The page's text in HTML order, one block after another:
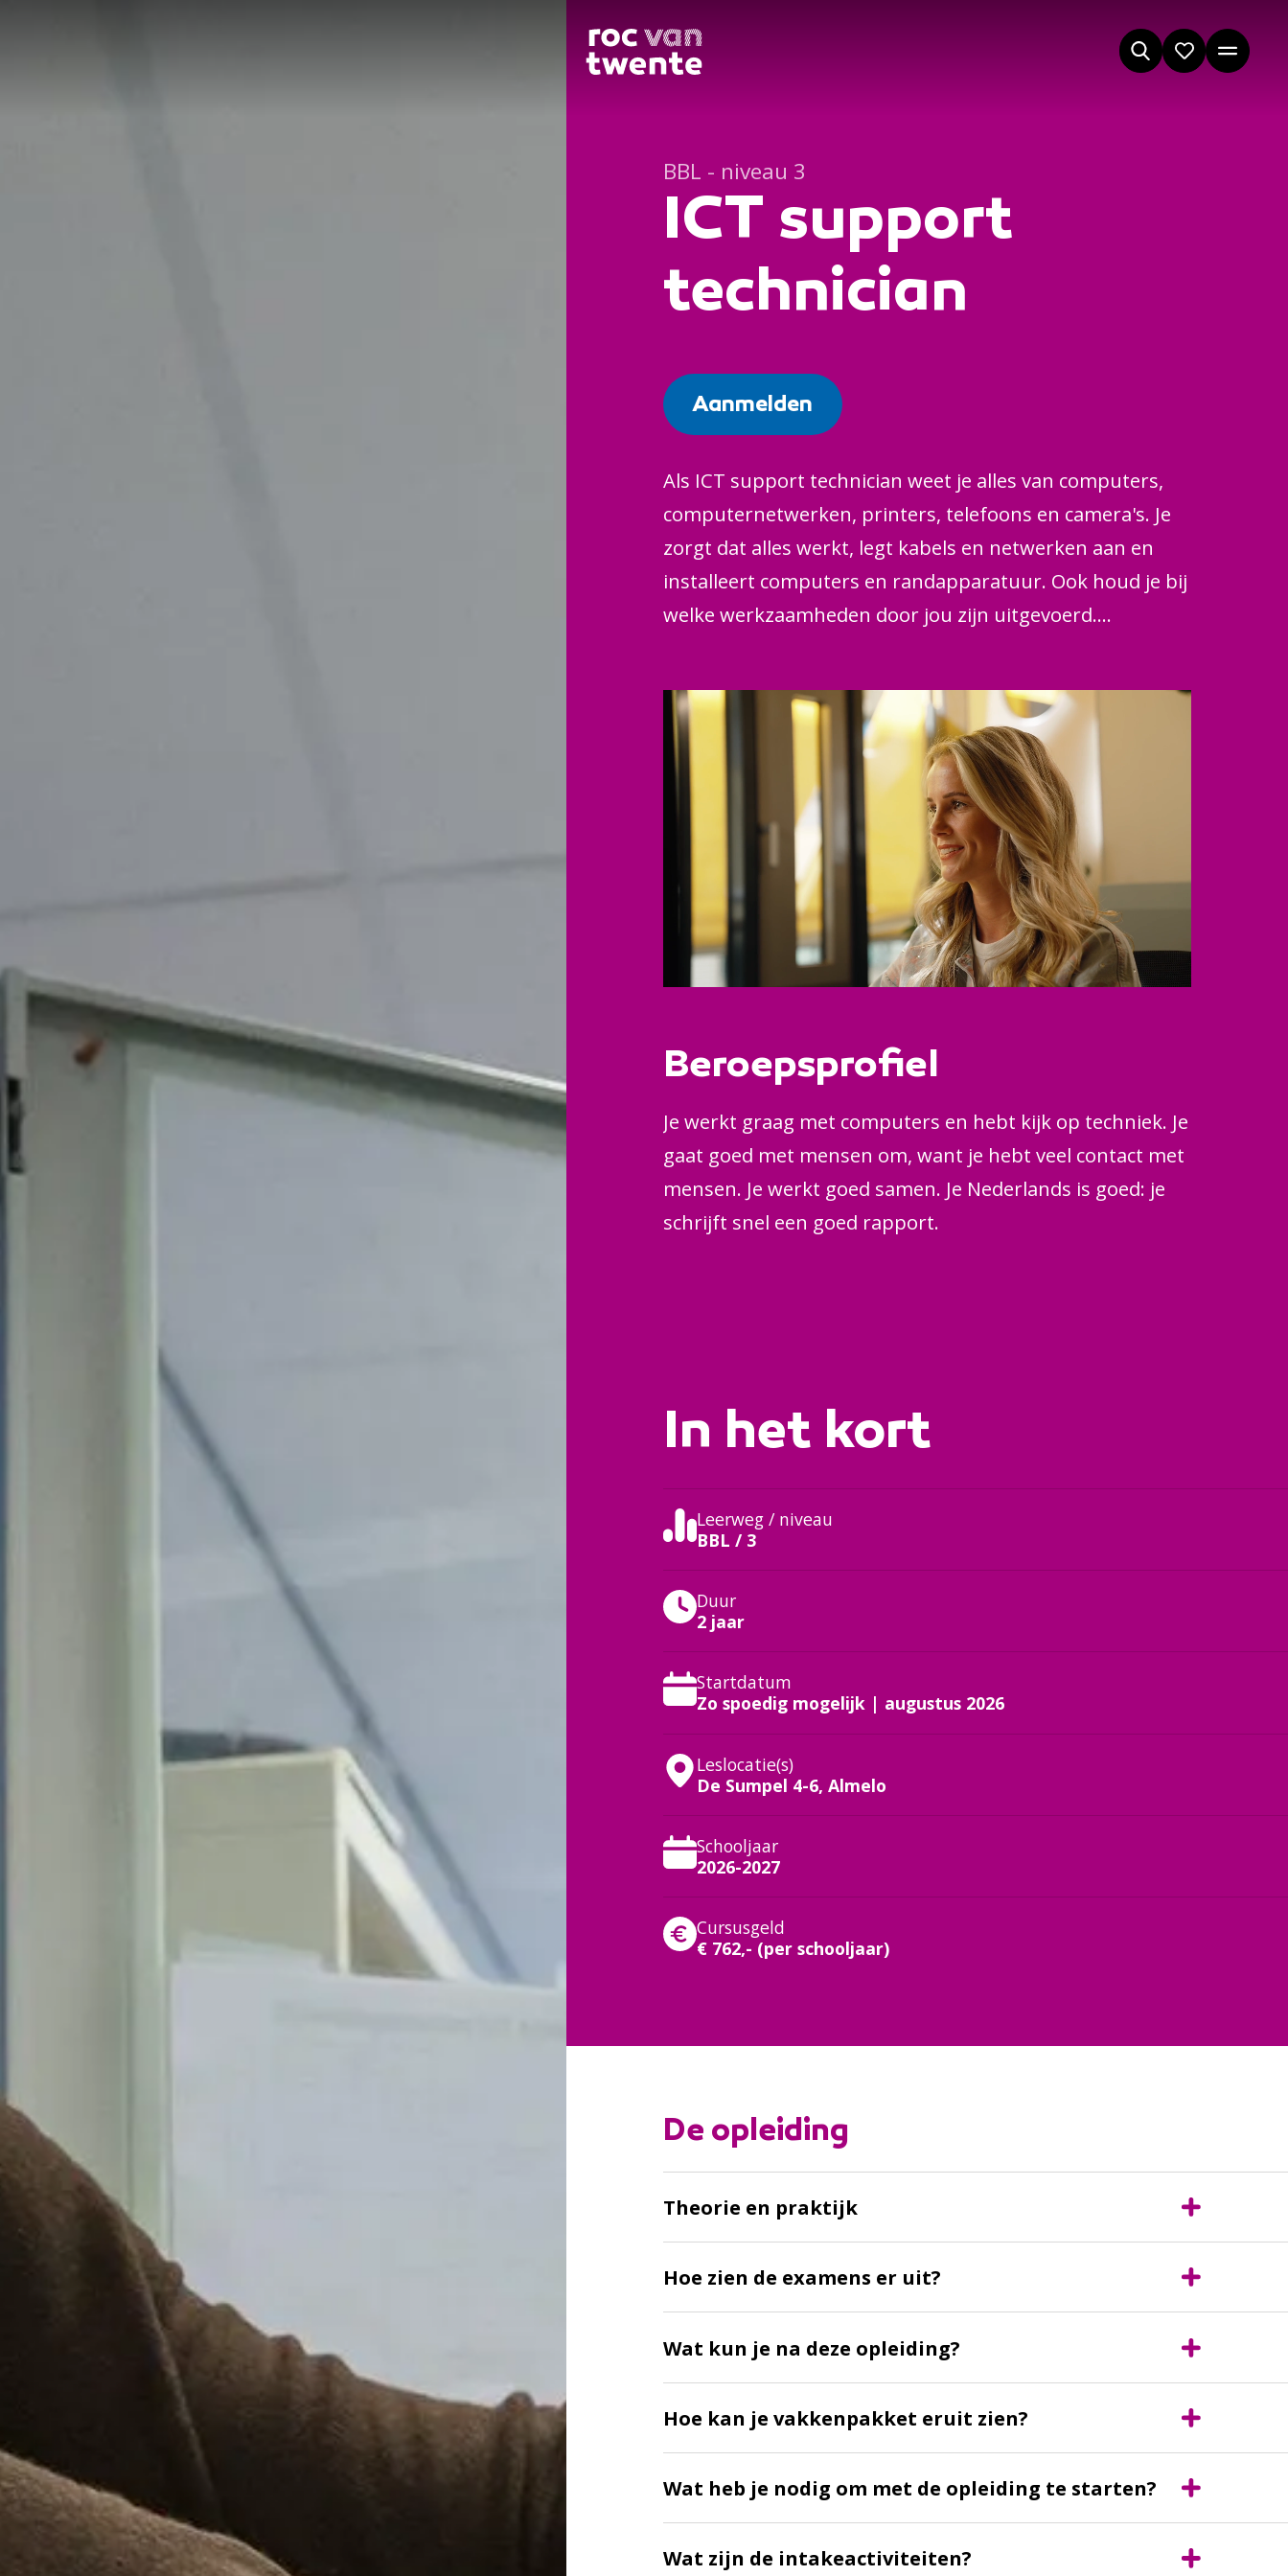
Ga direct naar:
BBL - niveau 3
ICT support
technician
Aanmelden
Als ICT support technician weet je alles van computers,
computernetwerken, printers, telefoons en camera's. Je
zorgt dat alles werkt, legt kabels en netwerken aan en
installeert computers en randapparatuur. Ook houd je bij
welke werkzaamheden door jou zijn uitgevoerd.
probleemoplosser. Zo help je met software installeren of
toegang krijgen tot een programma of netwerk. Dat
maakt jou een belangrijke schakel in iedere organisatie.
Beroepsprofiel
Je werkt graag met computers en hebt kijk op techniek. Je
gaat goed met mensen om, want je hebt veel contact met
mensen. Je werkt goed samen. Je Nederlands is goed: je
schrijft snel een goed rapport.
In het kort
Leerweg / niveau
BBL / 3
Duur
2 jaar
Startdatum
Zo spoedig mogelijk | augustus 2026
Leslocatie(s)
De Sumpel 4-6, Almelo
Schooljaar
2026-2027
Cursusgeld
€ 762,- (per schooljaar)
De opleiding
Theorie en praktijk
Hoe zien de examens er uit?
Wat kun je na deze opleiding?
Hoe kan je vakkenpakket eruit zien?
Wat heb je nodig om met de opleiding te starten?
Wat zijn de intakeactiviteiten?